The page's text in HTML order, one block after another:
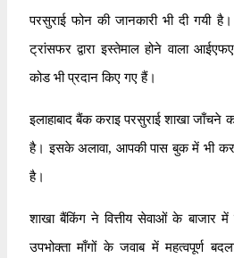
परसुराई फोन की जानकारी भी दी
ट्रांसफर द्वारा इस्तेमाल होने वाला
कोड भी प्रदान किए गए हैं।
इलाहाबाद बैंक कराइ परसुराई शाखा
है। इसके अलावा, आपकी पास बुक में भी
है।
शाखा बैंकिंग ने वित्तीय सेवाओं के बाजार में
उपभोक्ता माँगों के जवाब में महत्वपूर्ण